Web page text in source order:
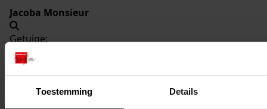
Toestemming Details
Jacoba Monsieur
Getuige:
Jacoba Monsieur
Kerkelijke gezindte: